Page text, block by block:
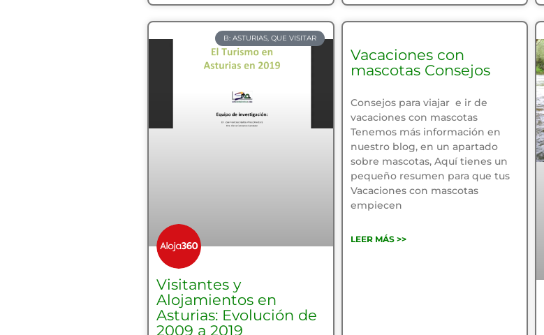
B: ASTURIAS, QUE VISITAR
Visitantes y
Alojamientos en
Asturias: Evolución de
2009 a 2019
Vacaciones con
mascotas Consejos
Consejos para viajar e ir de
vacaciones con mascotas
Tenemos más información en
nuestro blog, en un apartado
sobre mascotas, Aquí tienes un
pequeño resumen para que tus
Vacaciones con mascotas
empiecen
LEER MÁS >>